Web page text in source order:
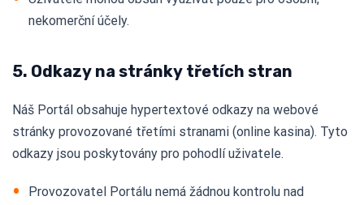
nekomerční účely.
5. Odkazy na stránky třetích stran
Náš Portál obsahuje hypertextové odkazy na webové
stránky provozované třetími stranami (online kasina). Tyto
odkazy jsou poskytovány pro pohodlí uživatele.
Provozovatel Portálu nemá žádnou kontrolu nad